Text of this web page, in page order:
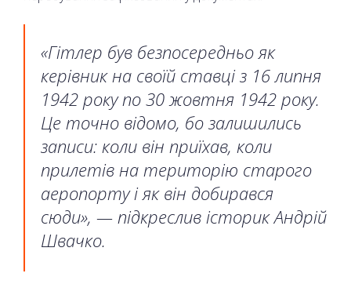
«Гітлер був безпосередньо як
керівник на своїй ставці з 16 липня
1942 року по 30 жовтня 1942 року.
Це точно відомо, бо залишились
записи: коли він приїхав, коли
прилетів на територію старого
аеропорту і як він добирався
сюди», — підкреслив історик Андрій
Швачко.